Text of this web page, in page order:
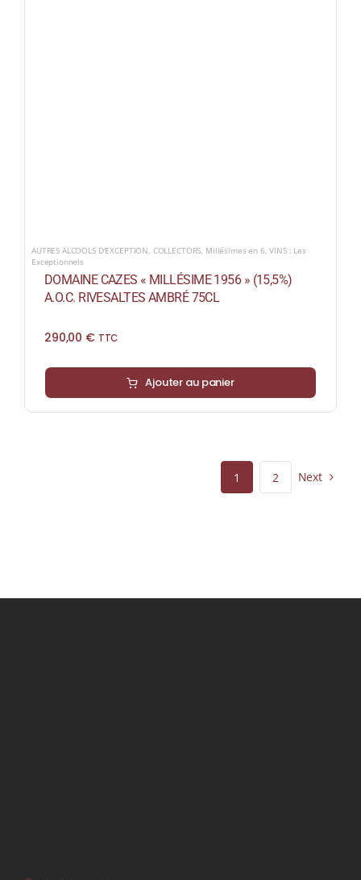
AUTRES ALCOOLS D'EXCEPTION, COLLECTORS, Millésimes en 6,VINS : Les
Exceptionnels
DOMAINE CAZES « MILLÉSIME 1956 » (15,5%)
A.O.C. RIVESALTES AMBRÉ 75CL
290,00 € TTC
Ajouter au panier
1 2 Next